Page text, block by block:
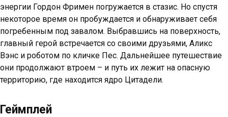
энергии Гордон Фримен погружается в стазис. Но спустя
некоторое время он пробуждается и обнаруживает себя
погребенным под завалом. Выбравшись на поверхность,
главный герой встречается со своими друзьями, Аликс
Вэнс и роботом по кличке Пес. Дальнейшее путешествие
они продолжают втроем – и путь их лежит на опасную
территорию, где находится ядро Цитадели.
Геймплей